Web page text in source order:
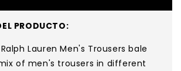
PRODUCTO:
Lauren Men's Trousers bale
of men's trousers in different